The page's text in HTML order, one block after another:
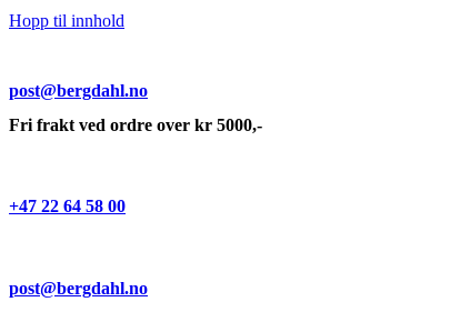
Hopp til innhold
post@bergdahl.no
Fri frakt ved ordre over kr 5000,-
+47 22 64 58 00
post@bergdahl.no